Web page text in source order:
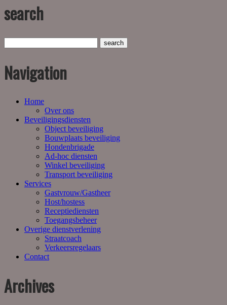
search
Navigation
Home
Over ons
Beveiligingsdiensten
Object beveiliging
Bouwplaats beveiliging
Hondenbrigade
Ad-hoc diensten
Winkel beveiliging
Transport beveiliging
Services
Gastvrouw/Gastheer
Host/hostess
Receptiediensten
Toegangsbeheer
Overige dienstverlening
Straatcoach
Verkeersregelaars
Contact
Archives